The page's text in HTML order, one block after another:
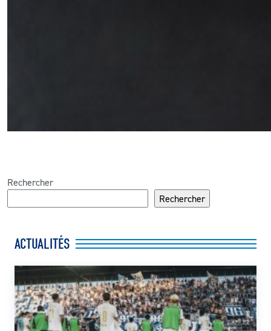
Rechercher
Rechercher
ACTUALITÉS